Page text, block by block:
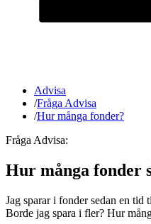
Advisa
/Fråga Advisa
/Hur många fonder?
Fråga Advisa:
Hur många fonder
Jag sparar i fonder sedan en
Borde jag spara i fler? Hur